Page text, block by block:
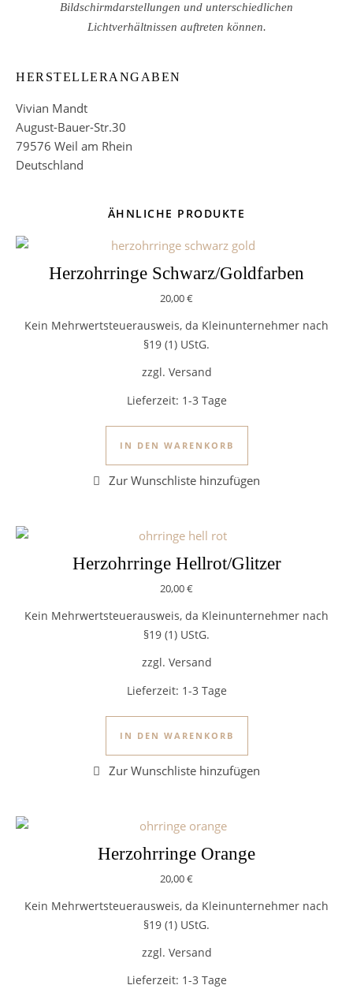
Bildschirmdarstellungen und unterschiedlichen
Lichtverhältnissen auftreten können.
HERSTELLERANGABEN
Vivian Mandt
August-Bauer-Str.30
79576 Weil am Rhein
Deutschland
ÄHNLICHE PRODUKTE
Herzohrringe Schwarz/Goldfarben
20,00€
Kein Mehrwertsteuerausweis, da Kleinunternehmer nach
§19 (1) UStG.
zzgl. Versand
Lieferzeit: 1-3 Tage
IN DEN WARENKORB
Herzohrringe Hellrot/Glitzer
20,00€
Kein Mehrwertsteuerausweis, da Kleinunternehmer nach
§19 (1) UStG.
zzgl. Versand
Lieferzeit: 1-3 Tage
IN DEN WARENKORB
Herzohrringe Orange
20,00€
Kein Mehrwertsteuerausweis, da Kleinunternehmer nach
§19 (1) UStG.
zzgl. Versand
Lieferzeit: 1-3 Tage